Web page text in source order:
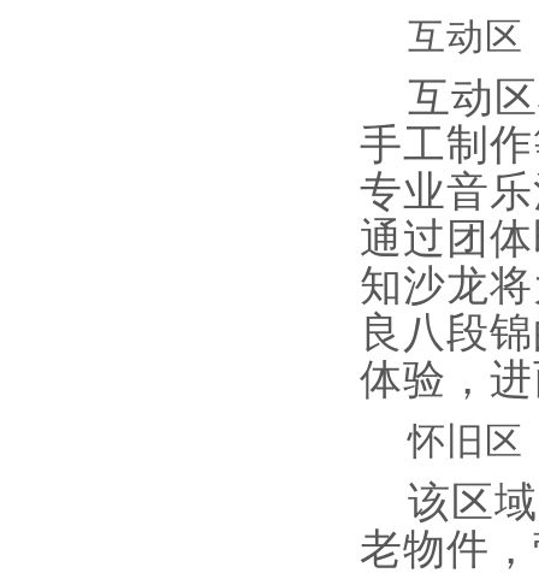
互动区
互动
手工制
专业音
通过团
知沙龙
良八段
体验，
怀旧区
该区
老物件